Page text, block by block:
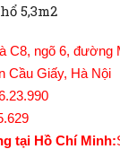
5,3m2
C8, ngõ 6, đường
Cầu Giấy, Hà Nội
tại Hồ Chí Minh: